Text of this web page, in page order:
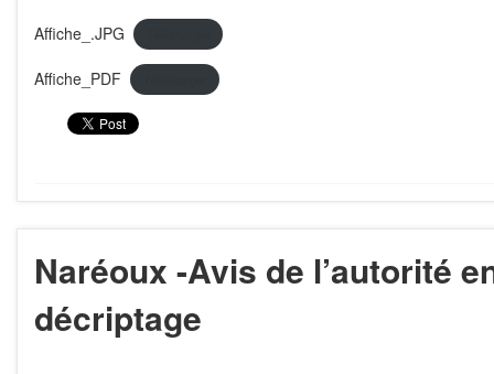
Affiche_.JPG
Affiche_PDF
Naréoux -Avis de l’autorité
décriptage